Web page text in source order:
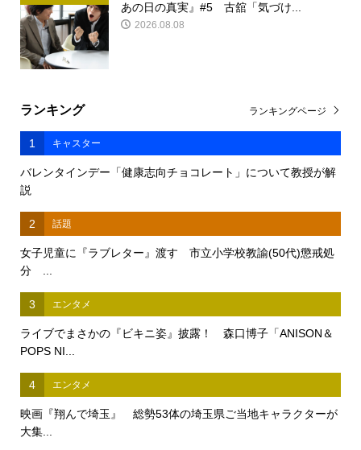
あの日の真実』#5 古舘「気づけ...
2026.08.08
ランキング
1 キャスター
バレンタインデー「健康志向チョコレート」について教授が解
説
2 話題
女子児童に『ラブレター』渡す 市立小学校教諭(50代)懲戒処
分 ...
3 エンタメ
ライブでまさかの『ビキニ姿』披露！ 森口博子「ANISON＆
POPS NI...
4 エンタメ
映画『翔んで埼玉』 総勢53体の埼玉県ご当地キャラクターが
大集...
ランキングページ